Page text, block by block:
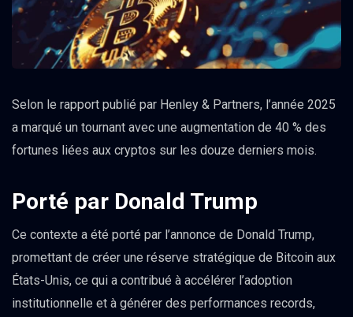
Selon le rapport publié par Henley & Partners, l’année 2025
a marqué un tournant avec une augmentation de 40 % des
fortunes liées aux cryptos sur les douze derniers mois.
Porté par Donald Trump
Ce contexte a été porté par l’annonce de Donald Trump,
promettant de créer une réserve stratégique de Bitcoin aux
États-Unis, ce qui a contribué à accélérer l’adoption
institutionnelle et à générer des performances records,